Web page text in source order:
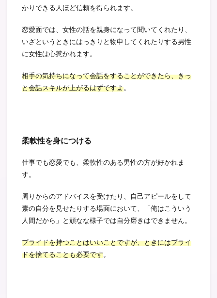
かりできる人ほど信頼を得られます。
恋愛面では、女性の話を親身になって聞いてくれたり、
いざというときにはっきりと物申してくれたりする男性
に女性は心惹かれます。
相手の気持ちになって会話をすることができたら、きっ
と会話スキルが上がるはずですよ。
柔軟性を身につける
仕事でも恋愛でも、柔軟性のある男性の方が好かれま
す。
周りからのアドバイスを受けたり、自己アピールをして
素の自分を見せたりする場面において、「俺はこういう
人間だから」と頑なな様子では自分磨きはできません。
プライドを持つことはいいことですが、ときにはプライ
ドを捨てることも必要です。